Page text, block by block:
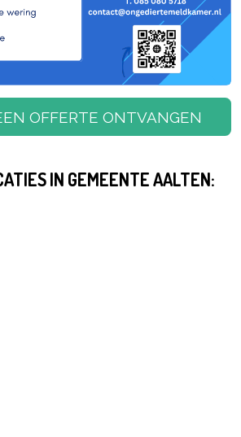
OFFERTE ONTVANGEN
IN GEMEENTE AALTEN: